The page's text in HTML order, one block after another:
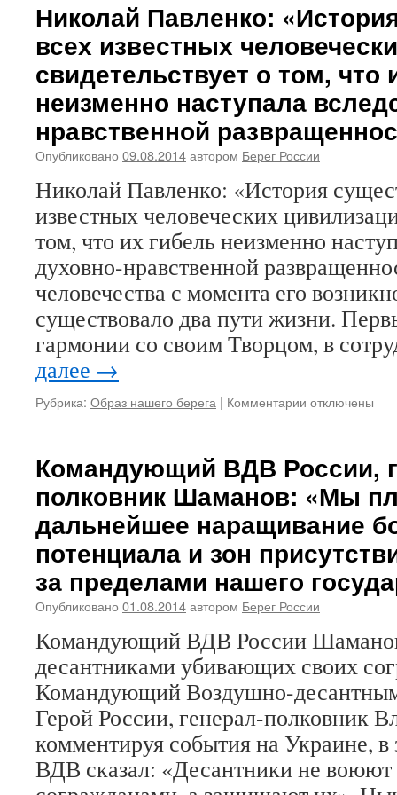
пустыни
над
«селигерским
форумом»
Николай Павленко:
всех известных
свидетельствует о том, что
неизменно наступала
нравственной
Опубликовано 09.08.2014автором Берег России
Николай Павленко: «История
известных человеческих
том, что их гибель неизменно
духовно-нравственной
человечества с момента его
существовало два пути жизни.
гармонии со своим Творцом, в
далее →
Рубрика: Образ нашего берега | Комментарии к
«История
существования
всех
известных
цивилизаций
о
том,
что
их
гибель
неизменно
наступала
вследствие
духовно-
нравственной
отключены
Командующий ВДВ России,
полковник Шаманов: «Мы
дальнейшее наращивание
потенциала и зон
за пределами нашего
Опубликовано 01.08.2014автором Берег России
Командующий ВДВ России Шаманов
десантниками убивающих своих
Командующий Воздушно-
Герой России, генерал-полковник
комментируя события на Украине,
ВДВ сказал: «Десантники не воюют